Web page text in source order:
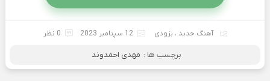
آهنگ جدید ، بزودی 12 سپتامبر 2023 0 نظر
برچسب ها : مهدی احمدوند